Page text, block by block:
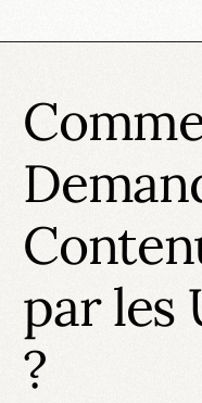
par les
?
HOT